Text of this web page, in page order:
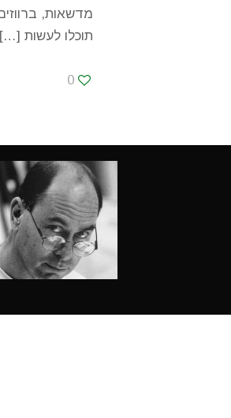
מדשאות,
תוכלו לעשות[…]
0